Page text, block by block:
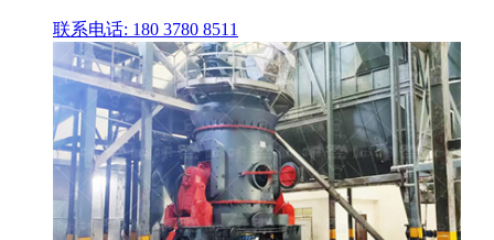
联系电话: 180 3780 8511